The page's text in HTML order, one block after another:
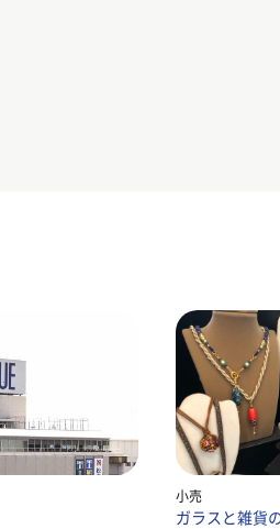
小売
ガラスと雑貨